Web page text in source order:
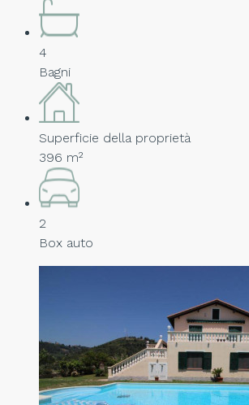
4
Bagni
Superficie della proprietà
396 m²
2
Box auto